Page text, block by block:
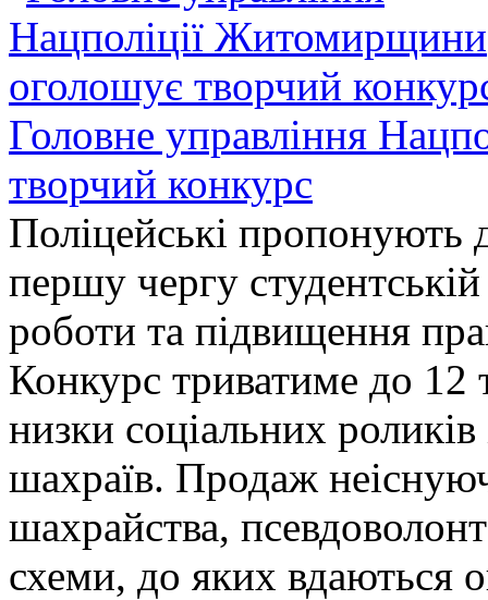
Головне управління
творчий конкурс
Поліцейські пропонують
першу чергу
роботи та підвищення
Конкурс триватиме до 12
низки соціальних
шахраїв. Продаж
шахрайства,
схеми, до яких